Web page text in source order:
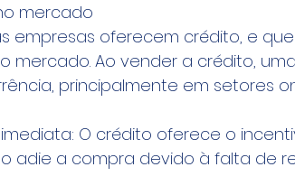
mercado
empresas oferecem crédito, e
mercado. Ao vender a crédito,
principalmente em setores
O crédito oferece o
adie a compra devido à falta de